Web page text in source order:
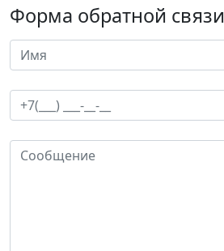
Форма обратной связи